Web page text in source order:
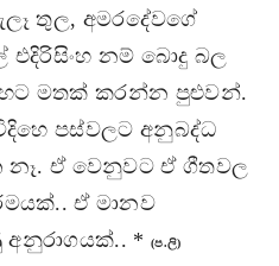
තුල, අමරදේවගේ
නම් බොදු බල
මතක් කරන්න පුළුවන්.
පස්වලට අනුබද්ධ
ඒ වෙනුවට ඒ ගීතවල
ඒ මානව
*(ප.ලි)